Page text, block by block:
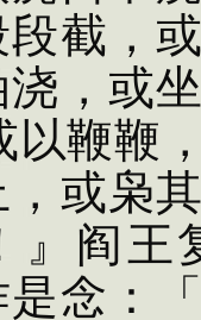
段截，
，或
以鞭鞭
或枭
』阎王
念：